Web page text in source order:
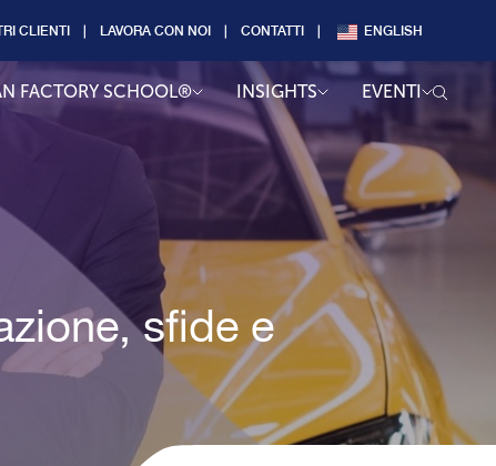
CLIENTI LAVORA CON NOI CONTATTI ENGLISH
FACTORY SCHOOL® INSIGHTS EVENTI
sfide e